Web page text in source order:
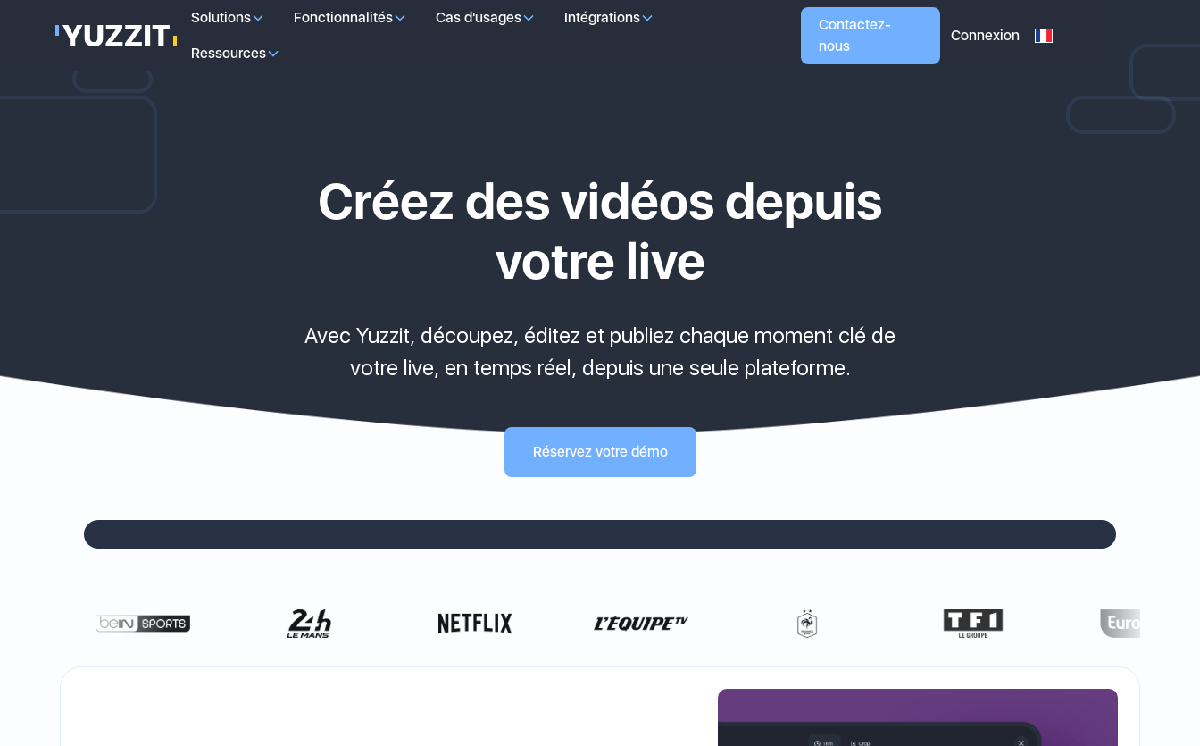
Solutions Fonctionnalités Cas d'usages Intégrations
Ressources
Contactez-
nous
Connexion
Créez des vidéos depuis
votre live
Avec Yuzzit, découpez, éditez et publiez chaque moment clé de
votre live, en temps réel, depuis une seule plateforme.
Réservez votre démo